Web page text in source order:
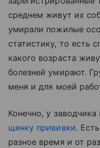
среднем живут их
умирали пожилые
статистику, то есть
какого возраста
болезней умирают.
меня и для моей
Конечно, у
щенку прививки.
разное время и от